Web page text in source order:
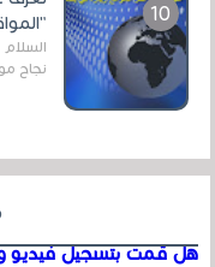
نجاح
هل قمت بتسجيل فيديو